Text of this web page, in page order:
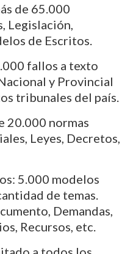
de 65.000
Legislación,
de Escritos.
fallos a texto
y Provincial
tribunales del país.
20.000 normas
Leyes, Decretos,
5.000 modelos
de temas.
Demandas,
Recursos, etc.